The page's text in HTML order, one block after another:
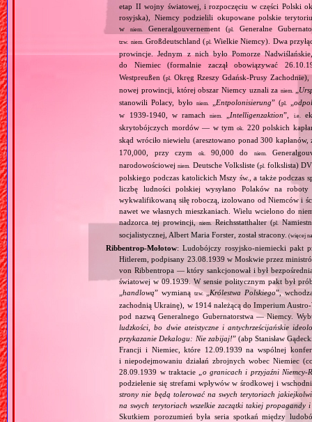
etap II wojny światowej, i rozpoczęciu w części Polski
rosyjska), Niemcy podzielili okupowane polskie
wniem. Generalgouvernement (pl. Generalne
tzw. niem. Großdeutschland (pl.
Wielkie Niemcy). Dwa
prowincje. Jednym z nich było Pomorze
do Niemiec (formalnie zaczął obowiązywać
Westpreußen (pl.
Okręg Rzeszy Gdańsk‐Prusy
nowej prowincji, której obszar Niemcy uznali za niem.
stanowili Polacy, było
niem. Entpolonisierung” (pl.
w 1939‐1940, w ramachniem. Intelligenzaktion”, i.e.
skrytobójczych mordów — w tymok.
220 polskich
skąd wróciło niewielu (aresztowano ponad 300
170,000, przy czym
ok. 90,000 do niem.
narodowościowejniem. Deutsche Volksliste (pl.
folkslista)
polskiego podczas katolickich Mszy św., a także podczas
liczbę ludności polskiej wysyłano Polaków na
wykwalifikowaną siłę roboczą, izolowano od Niemców i
nawet we własnych mieszkaniach. Wielu wcielono do
nadzorca tej prowincji,niem.Reichsstatthalter (pl.
socjalistycznej, Albert Maria Forster, został stracony. (więcej
Ribbentrop‐Mołotow: Ludobójczy rosyjsko‐niemiecki pakt
Hitlerem, podpisany 23.08.1939 w Moskwie przez
von Ribbentropa — który sankcjonował i był
światowej w 09.1939. W sensie politycznym pakt był
„handlową” wymianą tzw.„Królestwa Polskiego”,
zachodnią Ukrainę), w 1914 należącą do Imperium
pod nazwą Generalnego Gubernatorstwa — Niemcy.
ludzkości, bo dwie ateistyczne i antychrześcijańskie
przykazanie Dekalogu: Nie zabijaj!” (abp Stanisław
Francji i Niemiec, które 12.09.1939 na wspólnej
i niepodejmowaniu działań zbrojnych wobec Niemiec
28.09.1939 w traktacie „ o granicach i przyjaźni
podzielenie się strefami wpływów w środkowej i
strony nie będą tolerować na swych terytoriach
na swych terytoriach wszelkie zaczątki takiej
Skutkiem porozumień była seria spotkań między